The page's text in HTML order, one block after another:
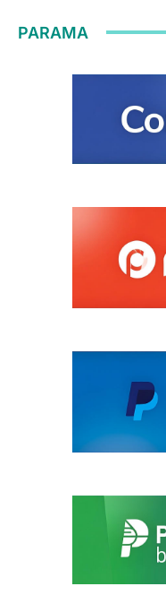
PARAMA